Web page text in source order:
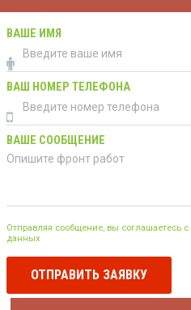
ВАШЕ ИМЯ
ВАШ НОМЕР ТЕЛЕФОНА
ВАШЕ СООБЩЕНИЕ
Отправляя сообщение, вы соглашаетесь
данных
ОТПРАВИТЬ ЗАЯВКУ